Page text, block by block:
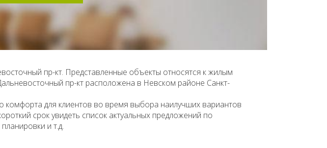
пр-кт. Представленные объекты относятся к жилым
пр-кт расположена в Невском районе Санкт-
для клиентов во время выбора наилучших вариантов
срок увидеть список актуальных предложений по
и т.д.